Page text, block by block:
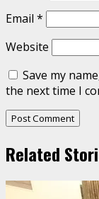
Email *
Website
Save my
the next time I
Related